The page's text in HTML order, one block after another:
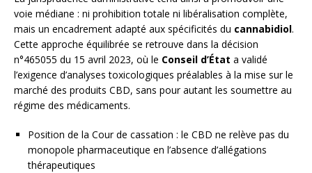
voie médiane : ni prohibition totale ni libéralisation complète,
mais un encadrement adapté aux spécificités du cannabidiol.
Cette approche équilibrée se retrouve dans la décision
n°465055 du 15 avril 2023, où le Conseil d’État a validé
l’exigence d’analyses toxicologiques préalables à la mise sur le
marché des produits CBD, sans pour autant les soumettre au
régime des médicaments.
Position de la Cour de cassation : le CBD ne relève pas du
monopole pharmaceutique en l’absence d’allégations
thérapeutiques